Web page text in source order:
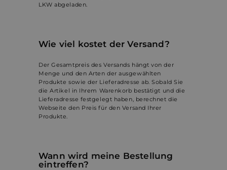
LKW abgeladen.
Wie viel kostet der Versand?
Der Gesamtpreis des Versands hängt von der
Menge und den Arten der ausgewählten
Produkte sowie der Lieferadresse ab. Sobald Sie
die Artikel in Ihrem Warenkorb bestätigt und die
Lieferadresse festgelegt haben, berechnet die
Webseite den Preis für den Versand Ihrer
Produkte.
Wann wird meine Bestellung
eintreffen?